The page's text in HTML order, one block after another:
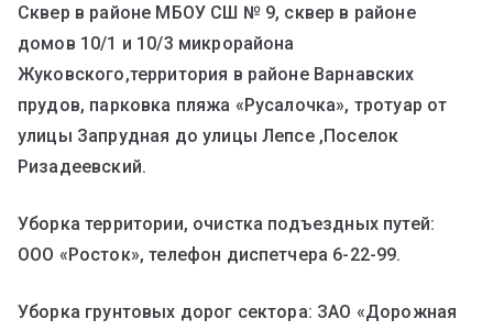
Сквер в районе МБОУ СШ № 9, сквер в районе
домов 10/1 и 10/3 микрорайона
Жуковского,территория в районе Варнавских
прудов, парковка пляжа «Русалочка», тротуар от
улицы Запрудная до улицы Лепсе ,Поселок
Ризадеевский.
Уборка территории, очистка подъездных путей:
ООО «Росток», телефон диспетчера 6-22-99.
Уборка грунтовых дорог сектора: ЗАО «Дорожная